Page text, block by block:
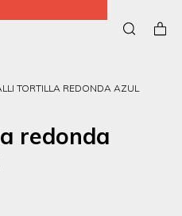
TORTILLA REDONDA AZUL
redonda